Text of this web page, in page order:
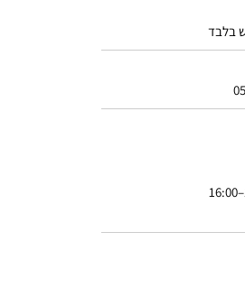
בלבד